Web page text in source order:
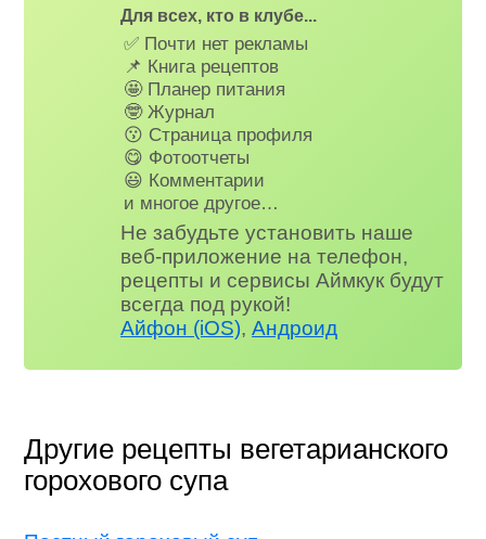
Для всех, кто в клубе...
✅ Почти нет рекламы
📌 Книга рецептов
🤩 Планер питания
🤓 Журнал
😗 Страница профиля
😋 Фотоотчеты
😃 Комментарии
и многое другое…
Не забудьте установить наше
веб-приложение на телефон,
рецепты и сервисы Аймкук будут
всегда под рукой!
Айфон (iOS),Андроид
Другие рецепты вегетарианского
горохового супа